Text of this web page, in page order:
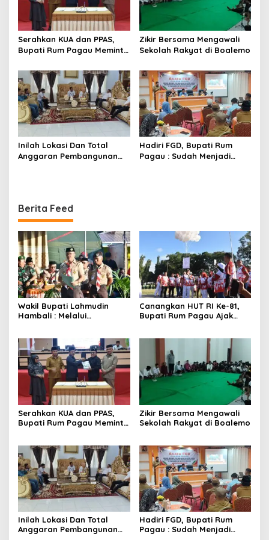
Serahkan KUA dan PPAS,
Bupati Rum Pagau Meminta
Zikir Bersama Mengawali
Sekolah Rakyat di Boalemo
Inilah Lokasi Dan Total
Anggaran Pembangunan
Hadiri FGD, Bupati Rum
Pagau : Sudah Menjadi
Berita Feed
Wakil Bupati Lahmudin
Hambali : Melalui
Pramuka
Canangkan HUT RI Ke-81,
Bupati Rum Pagau Ajak
Serahkan KUA dan PPAS,
Bupati Rum Pagau Meminta
Zikir Bersama Mengawali
Sekolah Rakyat di Boalemo
Inilah Lokasi Dan Total
Anggaran Pembangunan
Hadiri FGD, Bupati Rum
Pagau : Sudah Menjadi